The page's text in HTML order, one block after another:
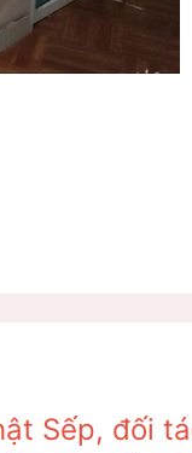
Sếp, đối